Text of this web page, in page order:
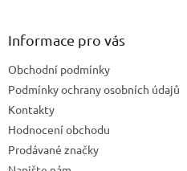
Informace pro vás
Obchodní podmínky
Podmínky ochrany osobních údajů
Kontakty
Hodnocení obchodu
Prodávané značky